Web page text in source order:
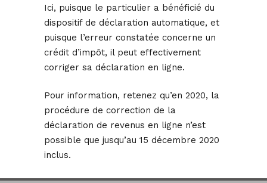
Ici, puisque le particulier a bénéficié du
dispositif de déclaration automatique, et
puisque l’erreur constatée concerne un
crédit d’impôt, il peut effectivement
corriger sa déclaration en ligne.
Pour information, retenez qu’en 2020, la
procédure de correction de la
déclaration de revenus en ligne n’est
possible que jusqu’au 15 décembre 2020
inclus.